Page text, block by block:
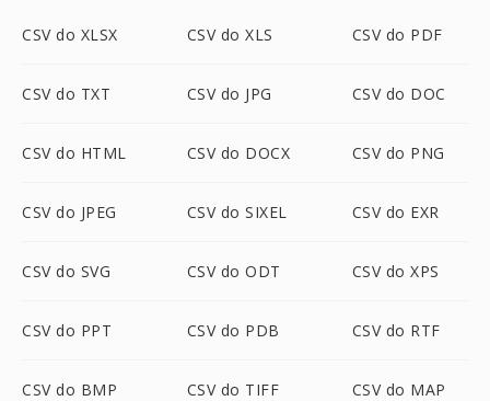
CSV do XLSX CSV do XLS CSV do PDF
CSV do TXT CSV do JPG CSV do DOC
CSV do HTML CSV do DOCX CSV do PNG
CSV do JPEG CSV do SIXEL CSV do EXR
CSV do SVG CSV do ODT CSV do XPS
CSV do PPT CSV do PDB CSV do RTF
CSV do BMP CSV do TIFF CSV do MAP